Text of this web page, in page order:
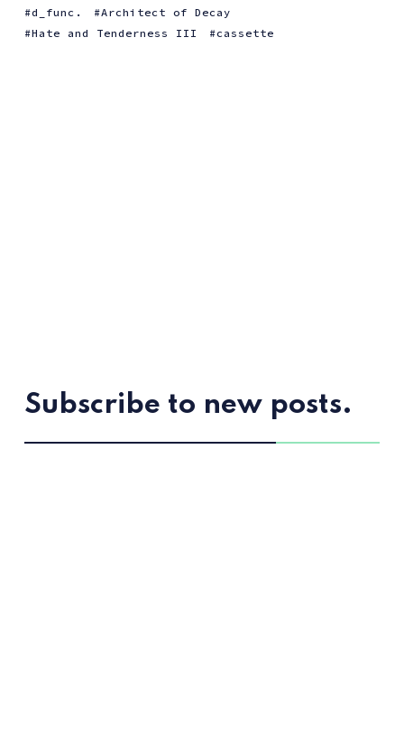
d_func.
Architect of Decay
Hate and Tenderness III
cassette
Subscribe to new posts.